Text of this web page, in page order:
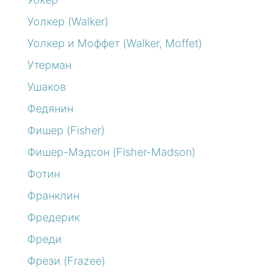
Уолкер (Walker)
Уолкер и Моффет (Walker, Moffet)
Утерман
Ушаков
Федянин
Фишер (Fisher)
Фишер-Мэдсон (Fisher-Madson)
Фотин
Франклин
Фредерик
Фреди
Фрези (Frazee)